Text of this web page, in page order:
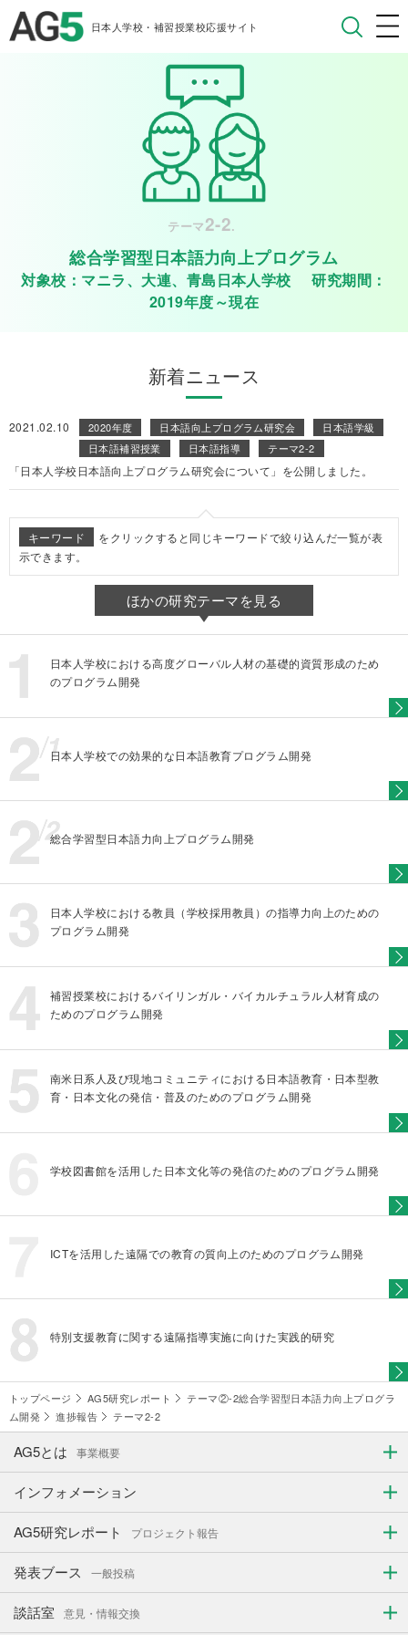
日本人学校・補習授業校応援サイト
テーマ2-2.
総合学習型日本語力向上プログラム
対象校：マニラ、大連、青島日本人学校 研究期間：
2019年度～現在
新着ニュース
2021.02.10 2020年度 日本語向上プログラム研究会
日本語学級
日本語補習授業
日本語指導 テーマ2-2
「日本人学校日本語向上プログラム研究会について」を公開しました。
キーワード
をクリックすると同じキーワードで絞り込んだ一覧が表
示できます。
ほかの研究テーマを見る
日本人学校における高度グローバル人材の基礎的資質形成のため
のプログラム開発
日本人学校での効果的な日本語教育プログラム開発
総合学習型日本語力向上プログラム開発
日本人学校における教員（学校採用教員）の指導力向上のための
プログラム開発
補習授業校におけるバイリンガル・バイカルチュラル人材育成の
ためのプログラム開発
南米日系人及び現地コミュニティにおける日本語教育・日本型教
育・日本文化の発信・普及のためのプログラム開発
学校図書館を活用した日本文化等の発信のためのプログラム開発
ICTを活用した遠隔での教育の質向上のためのプログラム開発
特別支援教育に関する遠隔指導実施に向けた実践的研究
トップページ AG5研究レポート
テーマ②-2総合学習型日本語力向上プログラ
ム開発
進捗報告 テーマ2-2
AG5とは 事業概要
インフォメーション
AG5研究レポート プロジェクト報告
発表ブース 一般投稿
談話室 意見・情報交換